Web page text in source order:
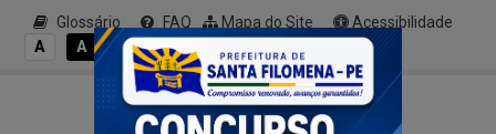
Glossário FAQ Mapa do Site
Acessibilidade
A
A A- A A+